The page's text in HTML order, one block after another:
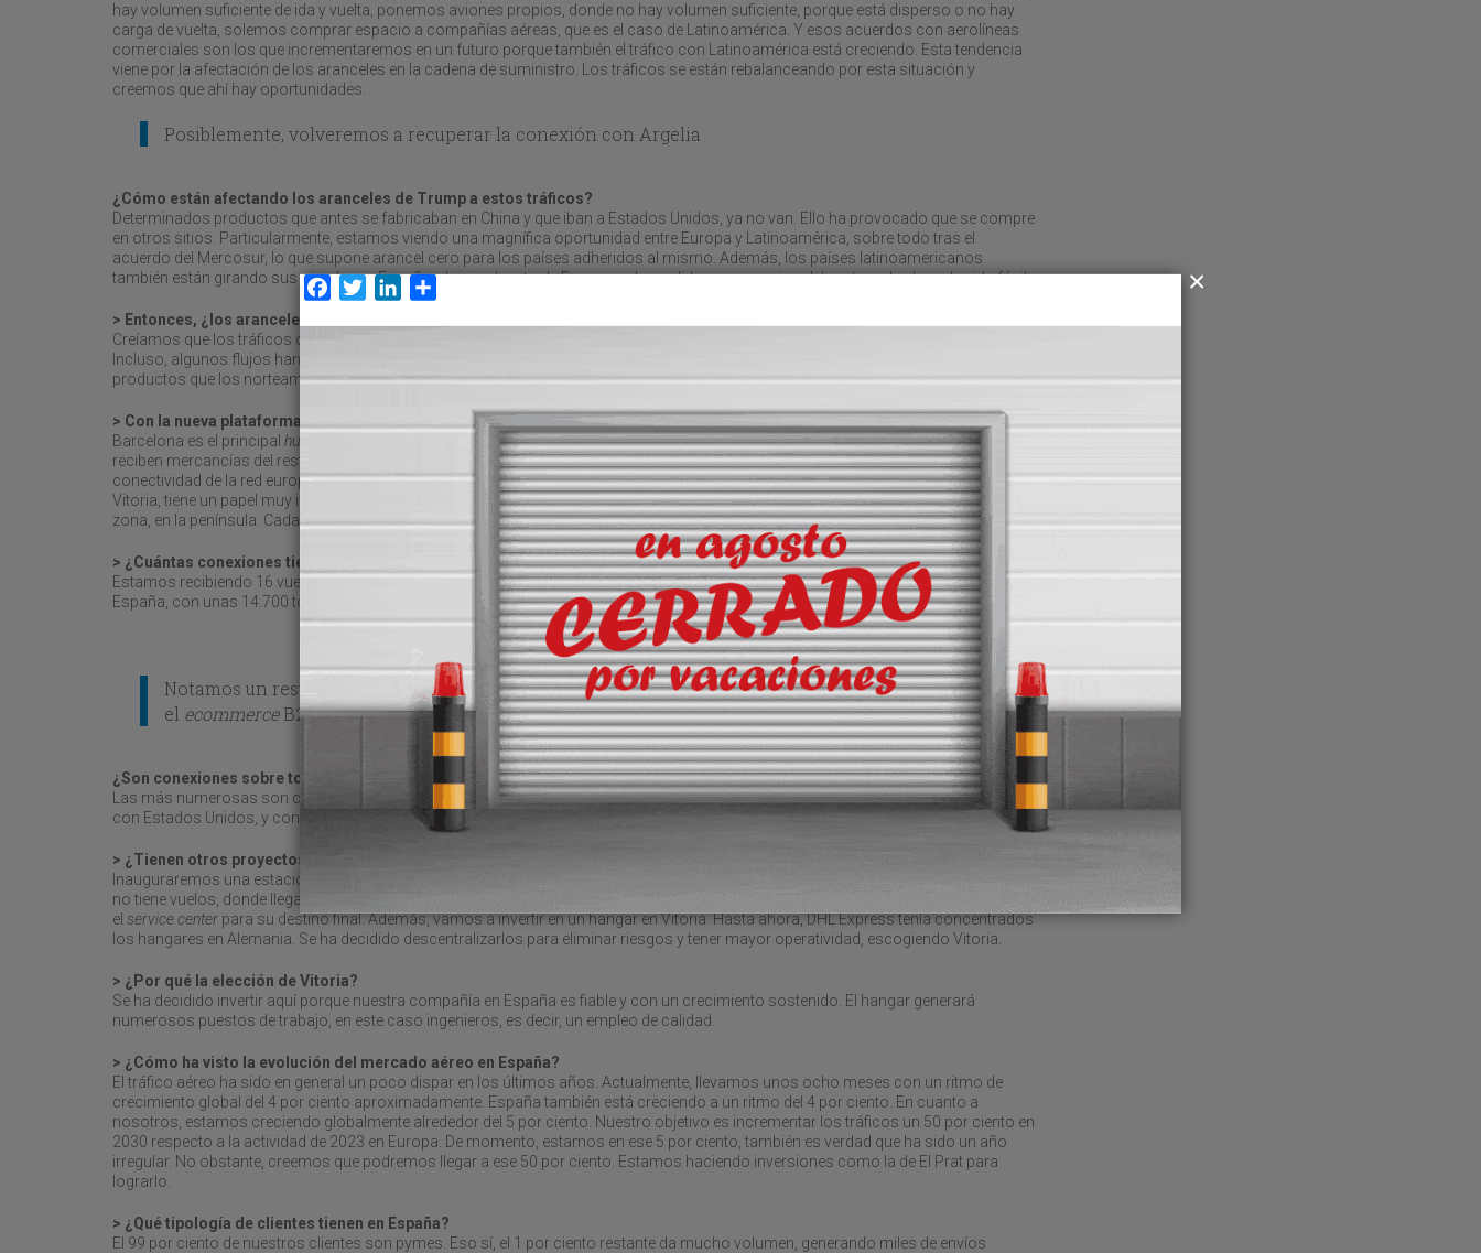
hay volumen suficiente de ida y vuelta, ponemos aviones propios, donde no hay volumen suficiente, porque está disperso o no hay
carga de vuelta, solemos comprar espacio a compañías aéreas, que es el caso de Latinoamérica. Y esos acuerdos con aerolíneas
comerciales son los que incrementaremos en un futuro porque también el tráfico con Latinoamérica está creciendo. Esta tendencia
viene por la afectación de los aranceles en la cadena de suministro. Los tráficos se están rebalanceando por esta situación y
creemos que ahí hay oportunidades.
Posiblemente, volveremos a recuperar la conexión con Argelia
¿Cómo están afectando los aranceles de Trump a estos tráficos?
Determinados productos que antes se fabricaban en China y que iban a Estados Unidos, ya no van. Ello ha provocado que se compre
en otros sitios. Particularmente, estamos viendo una magnífica oportunidad entre Europa y Latinoamérica, sobre todo tras el
acuerdo del Mercosur, lo que supone arancel cero para los países adheridos al mismo. Además, los países latinoamericanos
también están girando sus ojos hacia España y hacia el resto de Europa en la medida que su vecino del norte no les hace la vida fácil.
> Entonces, ¿los aranceles no han perjudicado al mercado europeo?
Creíamos que los tráficos de Europa con Estados Unidos iban a resultar muy perjudicados. No ha sido así, se han mantenido.
Incluso, algunos flujos han aumentado. Y ello porque ha disminuido mucho el tráfico entre Estados Unidos y China. Algunos
productos que los norteamericanos compraban antes en China, los compran ahora en Europa..
> Con la nueva plataforma, ¿qué posición ocupa El Prat en los treshubsque tiene DHL en España?
Barcelona es el principal hub
en mercancías origen/destino, de clientes de Barcelona que exportan mercancías o de clientes que
reciben mercancías del resto del mundo. Por volumen, el aeropuerto de Madrid es el primero ya que tiene la mayor parte de la
conectividad de la red europea con Latinoamérica, además de los tráficos con destino y/o origen en Madrid. En cuanto al tercer hub,
Vitoria, tiene un papel muy importante porque sirve al resto de nuestras seis gateways, que solo reciben y expiden mercancías de su
zona, en la península. Cada uno de nuestros
está especializado en una actividad.
> ¿Cuántas conexiones tienen en total en España?
Estamos recibiendo 16 vuelos diarios que hacen 40 operaciones diariamente. En volumen, somos segundos en tráficos de carga en
España, con unas 14.700 toneladas, hasta el pasado mes de octubre, según Aena.
Notamos un resurgimiento de los clientes tradicionales del B2B, que es mucho más rentable que
el ecommerceB2C
¿Son conexiones sobre todo con su hub
en Alemania?
Las más numerosas son con Leipzig, porque son las intercontinentales, pero también tenemos con Inglaterra, donde conectamos
con Estados Unidos, y con Bruselas, donde enlazamos con África y con Asia.
> ¿Tienen otros proyectos en cartera para crecer en capacidad en el mercado español?
Inauguraremos una estación que hemos construido en Girona a principios de este año. Es un
no tiene vuelos, donde llega la mercancía del
el servicecenter para su destino final. Además, vamos a invertir en un hangar en Vitoria. Hasta ahora, DHL Express tenía concentrados
los hangares en Alemania. Se ha decidido descentralizarlos para eliminar riesgos y tener mayor operatividad, escogiendo Vitoria.
> ¿Por qué la elección de Vitoria?
Se ha decidido invertir aquí porque nuestra compañía en España es fiable y con un crecimiento sostenido. El hangar generará
numerosos puestos de trabajo, en este caso ingenieros, es decir, un empleo de calidad.
> ¿Cómo ha visto la evolución del mercado aéreo en España?
El tráfico aéreo ha sido en general un poco dispar en los últimos años. Actualmente, llevamos unos ocho meses con un ritmo de
crecimiento global del 4 por ciento aproximadamente. España también está creciendo a un ritmo del 4 por ciento. En cuanto a
nosotros, estamos creciendo globalmente alrededor del 5 por ciento. Nuestro objetivo es incrementar los tráficos un 50 por ciento en
2030 respecto a la actividad de 2023 en Europa. De momento, estamos en ese 5 por ciento, también es verdad que ha sido un año
irregular. No obstante, creemos que podremos llegar a ese 50 por ciento. Estamos haciendo inversiones como la de El Prat para
lograrlo.
> ¿Qué tipología de clientes tienen en España?
El 99 por ciento de nuestros clientes son pymes. Eso sí, el 1 por ciento restante da mucho volumen, generando miles de envíos
Facebook
TwitterLinkedIn